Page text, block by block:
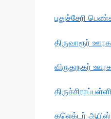
புதுச்சேரி
திருவாரூர்
விருதுநகர்
கலெக்டர் ஆபிஸ்